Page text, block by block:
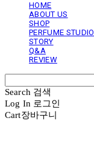
HOME
ABOUT US
SHOP
PERFUME STUDIO
STORY
Q&A
REVIEW
Search 검색
Log In 로그인
Cart장바구니